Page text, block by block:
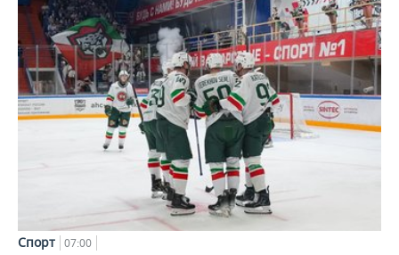
Спорт 07:00